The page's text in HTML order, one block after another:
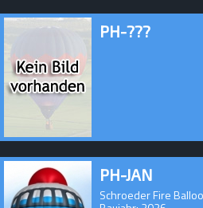
PH-???
PH-JAN
Schroeder Fire